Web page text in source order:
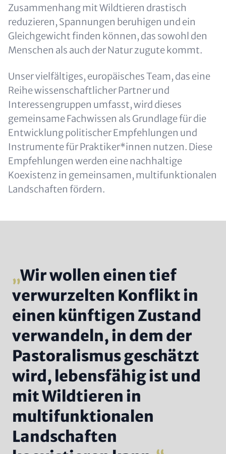
Zusammenhang mit Wildtieren drastisch
reduzieren, Spannungen beruhigen und ein
Gleichgewicht finden können, das sowohl den
Menschen als auch der Natur zugute kommt.
Unser vielfältiges, europäisches Team, das eine
Reihe wissenschaftlicher Partner und
Interessengruppen umfasst, wird dieses
gemeinsame Fachwissen als Grundlage für die
Entwicklung politischer Empfehlungen und
Instrumente für Praktiker*innen nutzen. Diese
Empfehlungen werden eine nachhaltige
Koexistenz in gemeinsamen, multifunktionalen
Landschaften fördern.
Wir wollen einen tief
verwurzelten Konflikt in
einen künftigen Zustand
verwandeln, in dem der
Pastoralismus geschätzt
wird, lebensfähig ist und
mit Wildtieren in
multifunktionalen
Landschaften